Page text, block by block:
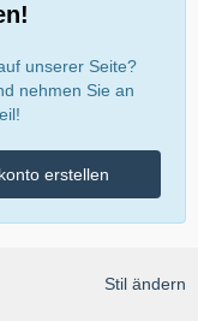
unserer Seite?
nehmen Sie an
erstellen
Stil ändern